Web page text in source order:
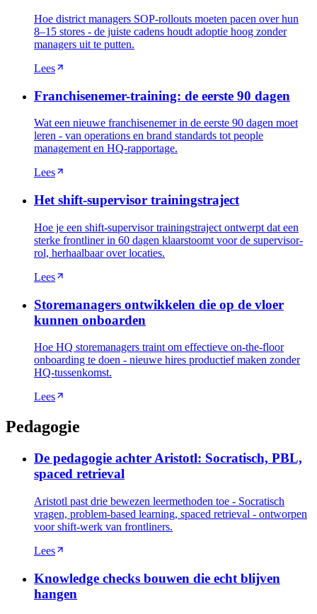
Hoe district managers SOP-rollouts moeten pacen over hun
8–15 stores - de juiste cadens houdt adoptie hoog zonder
managers uit te putten.
Lees
Franchisenemer-training: de eerste 90 dagen
Wat een nieuwe franchisenemer in de eerste 90 dagen moet
leren - van operations en brand standards tot people
management en HQ-rapportage.
Lees
Het shift-supervisor trainingstraject
Hoe je een shift-supervisor trainingstraject ontwerpt dat een
sterke frontliner in 60 dagen klaarstoomt voor de supervisor-
rol, herhaalbaar over locaties.
Lees
Storemanagers ontwikkelen die op de vloer
kunnen onboarden
Hoe HQ storemanagers traint om effectieve on-the-floor
onboarding te doen - nieuwe hires productief maken zonder
HQ-tussenkomst.
Lees
Pedagogie
De pedagogie achter Aristotl: Socratisch, PBL,
spaced retrieval
Aristotl past drie bewezen leermethoden toe - Socratisch
vragen, problem-based learning, spaced retrieval - ontworpen
voor shift-werk van frontliners.
Lees
Knowledge checks bouwen die echt blijven
hangen